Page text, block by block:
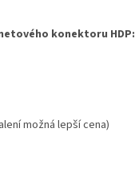
konektoru HDP:
možná lepší cena)